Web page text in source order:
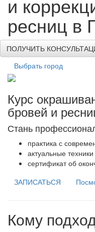
и
ресниц в
ПОЛУЧИТЬ
Выбрать город
Курс
бровей и
Стань
практика с
актуальные техники
сертификат об
ЗАПИСАТЬСЯ
Кому